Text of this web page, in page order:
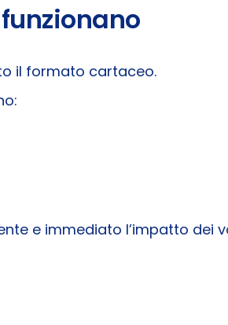
il formato cartaceo.
e immediato l’impatto dei